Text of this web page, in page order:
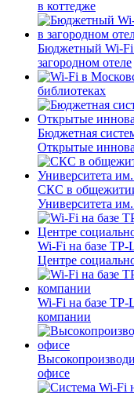
в коттедже
Бюджетный Wi-Fi
загородном отеле
библиотеках
Бюджетная
Открытые
СКС в общежитии
Университета
Wi-Fi на базе
Центре
Wi-Fi на базе
компании
офисе